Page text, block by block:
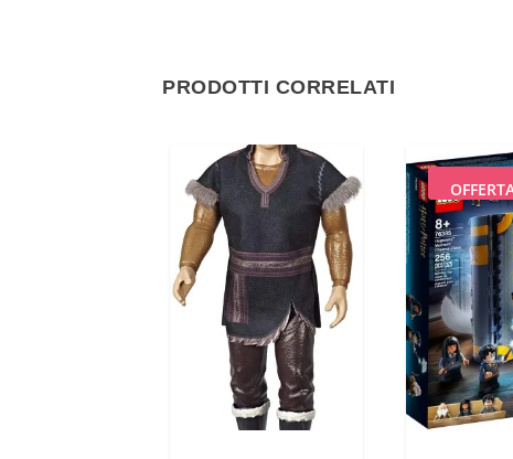
PRODOTTI CORRELATI